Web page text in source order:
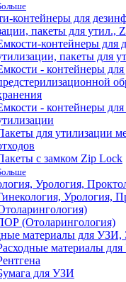
контейнеры для
пакеты для утил.,
контейнеры для
пакеты для
- контейнеры
- контейнеры для
для утилизации
с замком Zip Lock
Урология,
Урология,
(Отоларингология)
материалы для УЗИ,
материалы
для УЗИ